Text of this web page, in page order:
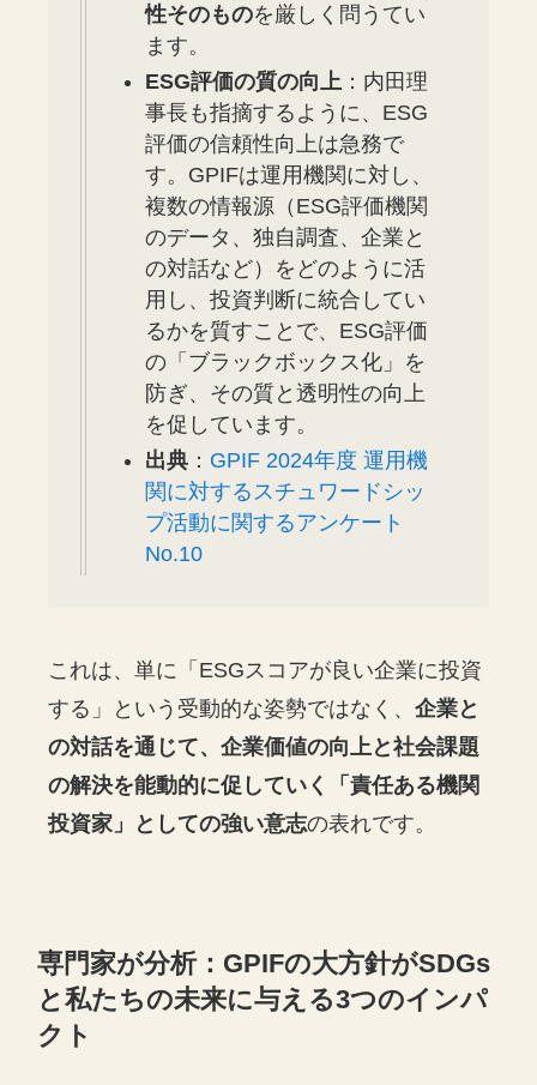
性そのものを厳しく問うてい
ます。
ESG評価の質の向上：内田理
事長も指摘するように、ESG
評価の信頼性向上は急務で
す。GPIFは運用機関に対し、
複数の情報源（ESG評価機関
のデータ、独自調査、企業と
の対話など）をどのように活
用し、投資判断に統合してい
るかを質すことで、ESG評価
の「ブラックボックス化」を
防ぎ、その質と透明性の向上
を促しています。
出典： GPIF 2024年度 運用機
関に対するスチュワードシッ
プ活動に関するアンケート
No.10
これは、単に「ESGスコアが良い企業に投資
する」という受動的な姿勢ではなく、企業と
の対話を通じて、企業価値の向上と社会課題
の解決を能動的に促していく「責任ある機関
投資家」としての強い意志の表れです。
専門家が分析：GPIFの大方針がSDGs
と私たちの未来に与える3つのインパ
クト